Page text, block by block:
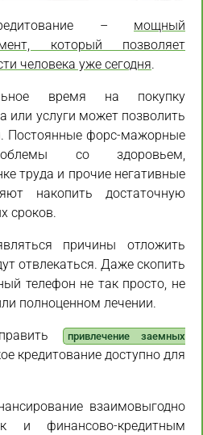
– мощный
который позволяет
человека уже сегодня.
время на покупку
или услуги может позволить
Постоянные форс-мажорные
со здоровьем,
труда и прочие негативные
накопить достаточную
сроков.
причины отложить
отвлекаться. Даже скопить
телефон не так просто, не
полноценном лечении.
привлечение заемных
кредитование доступно для
взаимовыгодно
и финансово-кредитным